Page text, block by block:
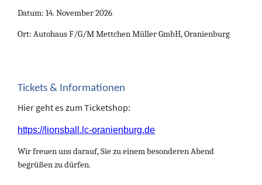
Datum: 14. November 2026
Ort: Autohaus F/G/M Mettchen Müller GmbH, Oranienburg
Tickets & Informationen
Hier geht es zum Ticketshop:
https://lionsball.lc-oranienburg.de
Wir freuen uns darauf, Sie zu einem besonderen Abend
begrüßen zu dürfen.